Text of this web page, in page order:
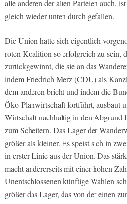
alle anderen der alten Parteien auch,
gleich wieder unten durch gefallen.
Die Union hatte sich eigentlich
roten Koalition so erfolgreich zu sein,
zurückgewinnt, die sie an das
indem Friedrich Merz (CDU) als
dem anderen bricht und indem die
Öko-Planwirtschaft fortführt, ausbaut
Wirtschaft nachhaltig in den Abgrund
zum Scheitern. Das Lager der
größer als kleiner. Es speist sich in
in erster Linie aus der Union. Das
macht andererseits mit einer hohen
Unentschlossenen künftige Wahlen
größer das Lager, das von der einen